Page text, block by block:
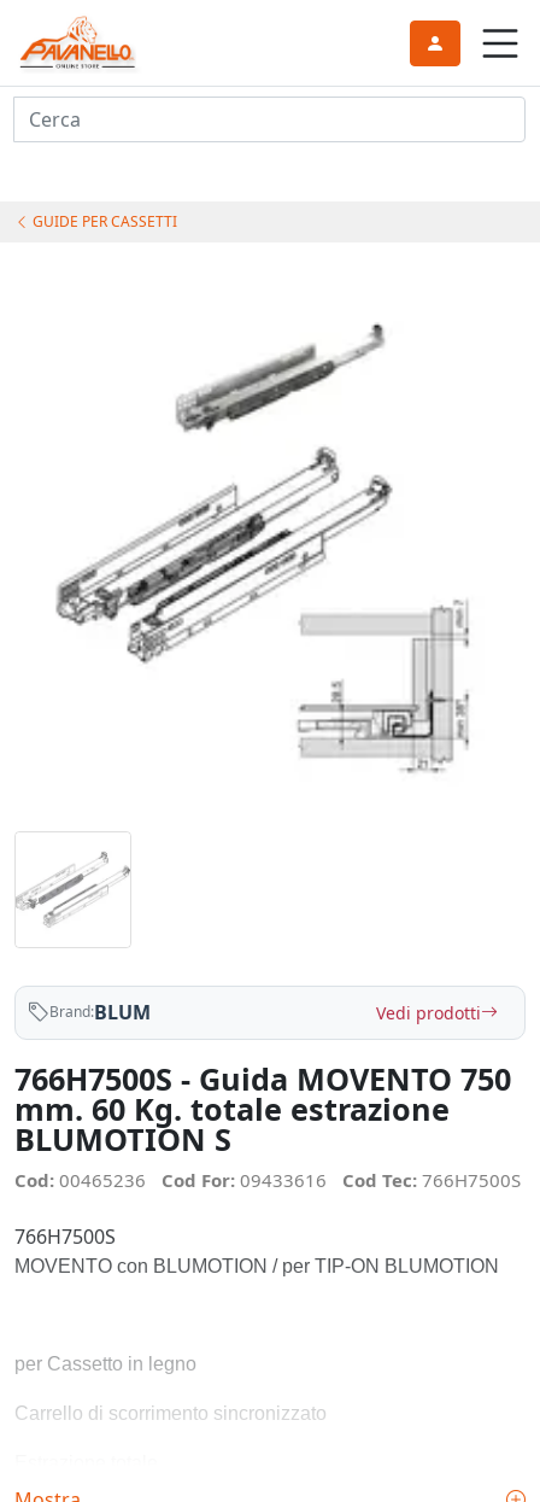
Cerca
GUIDE PER CASSETTI
Brand:BLUM Vedi prodotti
766H7500S - Guida MOVENTO 750
mm. 60 Kg. totale estrazione
BLUMOTION S
Cod: 00465236 Cod For: 09433616 Cod Tec: 766H7500S
766H7500S
MOVENTO con BLUMOTION / per TIP-ON BLUMOTION
per Cassetto in legno
Carrello di scorrimento sincronizzato